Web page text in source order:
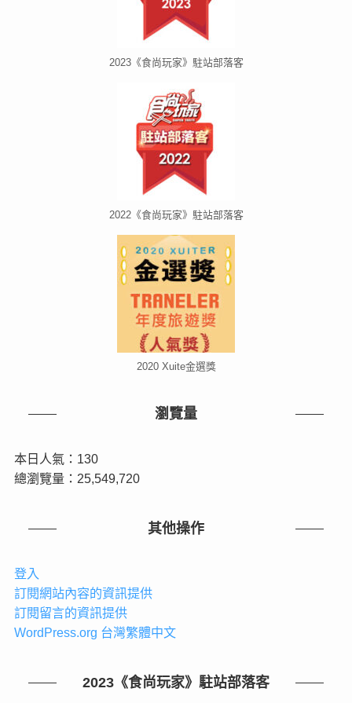
2023《食尚玩家》駐站部落客
2022《食尚玩家》駐站部落客
2020 Xuite金選獎
瀏覽量
本日人氣：130
總瀏覽量：25,549,720
其他操作
登入
訂閱網站內容的資訊提供
訂閱留言的資訊提供
WordPress.org 台灣繁體中文
2023《食尚玩家》駐站部落客